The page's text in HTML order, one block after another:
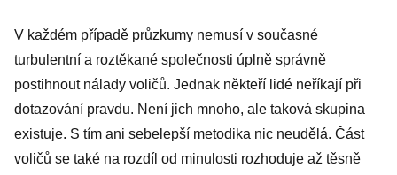
V každém případě průzkumy nemusí v současné
turbulentní a roztěkané společnosti úplně správně
postihnout nálady voličů. Jednak někteří lidé neříkají při
dotazování pravdu. Není jich mnoho, ale taková skupina
existuje. S tím ani sebelepší metodika nic neudělá. Část
voličů se také na rozdíl od minulosti rozhoduje až těsně